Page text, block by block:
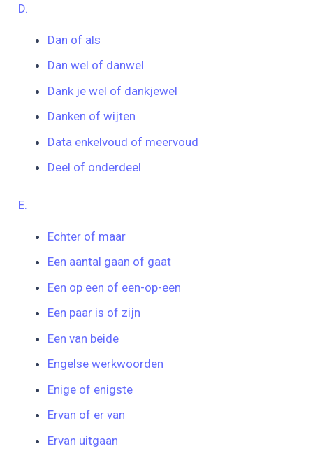
D.
Dan of als
Dan wel of danwel
Dank je wel of dankjewel
Danken of wijten
Data enkelvoud of meervoud
Deel of onderdeel
E.
Echter of maar
Een aantal gaan of gaat
Een op een of een-op-een
Een paar is of zijn
Een van beide
Engelse werkwoorden
Enige of enigste
Ervan of er van
Ervan uitgaan